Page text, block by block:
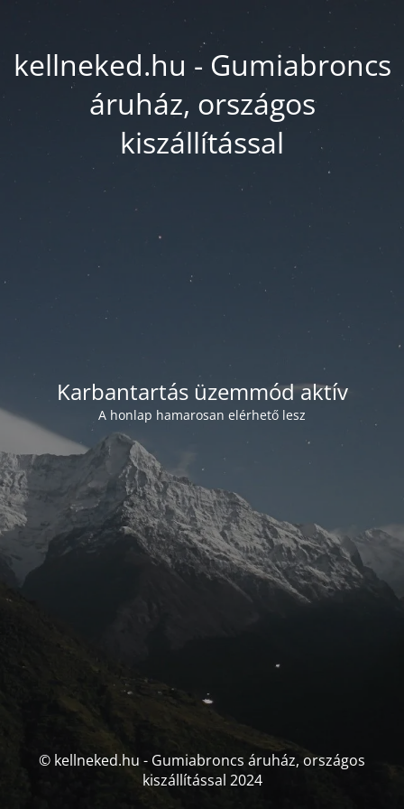
kellneked.hu - Gumiabroncs
áruház, országos
kiszállítással
Karbantartás üzemmód aktív
A honlap hamarosan elérhető lesz
© kellneked.hu - Gumiabroncs áruház, országos
kiszállítással 2024